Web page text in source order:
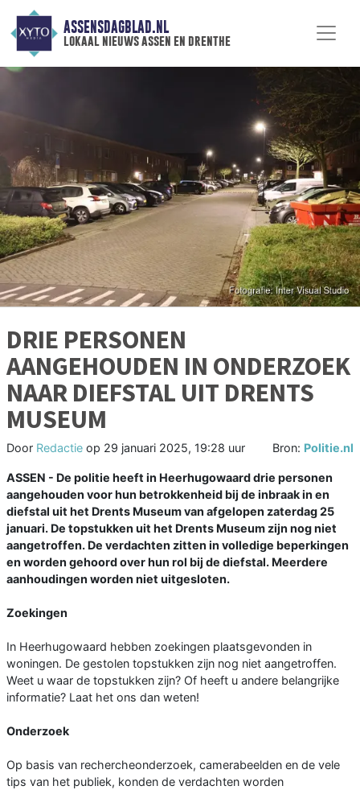
ASSENSDAGBLAD.NL
lokaal nieuws assen en drenthe
DRIE PERSONEN
AANGEHOUDEN IN ONDERZOEK
NAAR DIEFSTAL UIT DRENTS
MUSEUM
Door Redactie op 29 januari 2025, 19:28 uur Bron: Politie.nl
ASSEN - De politie heeft in Heerhugowaard drie personen
aangehouden voor hun betrokkenheid bij de inbraak in en
diefstal uit het Drents Museum van afgelopen zaterdag 25
januari. De topstukken uit het Drents Museum zijn nog niet
aangetroffen. De verdachten zitten in volledige beperkingen
en worden gehoord over hun rol bij de diefstal. Meerdere
aanhoudingen worden niet uitgesloten.
Zoekingen
In Heerhugowaard hebben zoekingen plaatsgevonden in
woningen. De gestolen topstukken zijn nog niet aangetroffen.
Weet u waar de topstukken zijn? Of heeft u andere belangrijke
informatie? Laat het ons dan weten!
Onderzoek
Op basis van rechercheonderzoek, camerabeelden en de vele
tips van het publiek, konden de verdachten worden